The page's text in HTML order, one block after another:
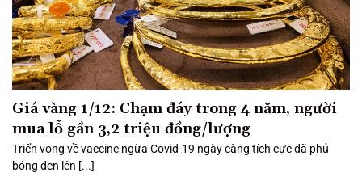
Giá vàng 1/12: Chạm đáy trong 4 năm, người
mua lỗ gần 3,2 triệu đồng/lượng
Triển vọng về vaccine ngừa Covid-19 ngày càng tích cực đã phủ
bóng đen lên [...]